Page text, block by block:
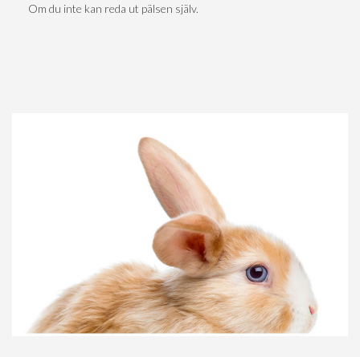
Om du inte kan reda ut pälsen själv.